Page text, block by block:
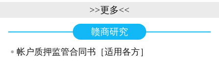
>>更多<<
赣商研究
· 帐户质押监管合同书［适用各方］